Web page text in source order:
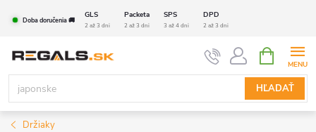
Doba doručenia 🚚
GLS Packeta SPS DPD
2 až 3 dni 2 až 3 dni 3 až 4 dni 2 až 3 dni
HĽADAŤ
KOŠÍK
Držiaky